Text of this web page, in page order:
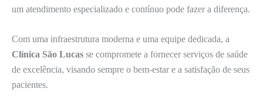
um atendimento especializado e contínuo pode fazer a diferença.
Com uma infraestrutura moderna e uma equipe dedicada, a
Clínica São Lucas se compromete a fornecer serviços de saúde
de excelência, visando sempre o bem-estar e a satisfação de seus
pacientes.